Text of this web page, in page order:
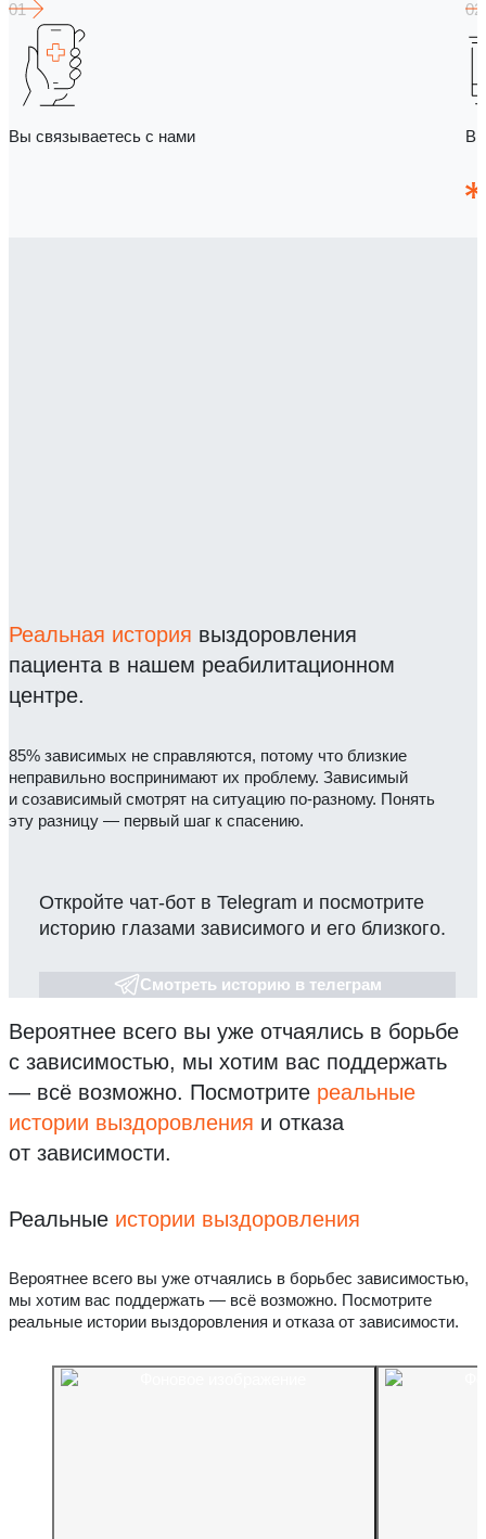
Вы связываетесь с нами
Реальная история выздоровления
пациента в нашем реабилитационном
центре.
85% зависимых не справляются, потому что близкие
неправильно воспринимают их проблему. Зависимый
и созависимый смотрят на ситуацию по-разному. Понять
эту разницу — первый шаг к спасению.
Откройте чат-бот в Telegram и посмотрите
историю глазами зависимого и его близкого.
Смотреть историю в телеграм
Вероятнее всего вы уже отчаялись в борьбе
с зависимостью, мы хотим вас поддержать
— всё возможно. Посмотрите реальные
истории выздоровления и отказа
от зависимости.
Реальные истории выздоровления
Вероятнее всего вы уже отчаялись в борьбес зависимостью,
мы хотим вас поддержать — всё возможно. Посмотрите
реальные истории выздоровления и отказа от зависимости.